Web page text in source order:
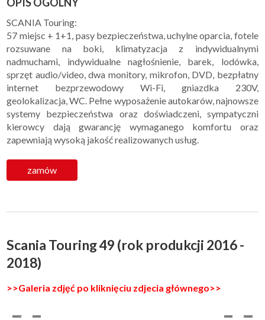
SCANIA Touring:
57 miejsc + 1+1, pasy bezpieczeństwa, uchylne oparcia, fotele
rozsuwane na boki, klimatyzacja z indywidualnymi
nadmuchami, indywidualne nagłośnienie, barek, lodówka,
sprzęt audio/video, dwa monitory, mikrofon, DVD, bezpłatny
internet bezprzewodowy Wi-Fi, gniazdka 230V,
geolokalizacja, WC. Pełne wyposażenie autokarów, najnowsze
systemy bezpieczeństwa oraz doświadczeni, sympatyczni
kierowcy dają gwarancję wymaganego komfortu oraz
zapewniają wysoką jakość realizowanych usług.
zamów
Scania Touring 49 (rok produkcji 2016 -
2018)
>>Galeria zdjęć po kliknięciu zdjecia głównego>>